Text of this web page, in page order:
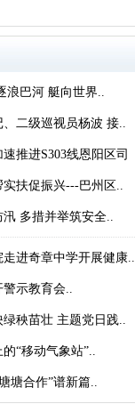
浪巴河 艇向世界..
二级巡视员杨波 接..
推进S303线恩阳区司
扶促振兴---巴州区..
多措并举筑安全..
进奇章中学开展健康..
示教育会..
秧苗壮 主题党日践..
“移动气象站”..
塘合作”谱新篇..